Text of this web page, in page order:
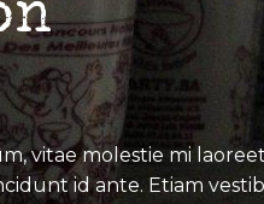
vitae molestie mi
id ante. Etiam